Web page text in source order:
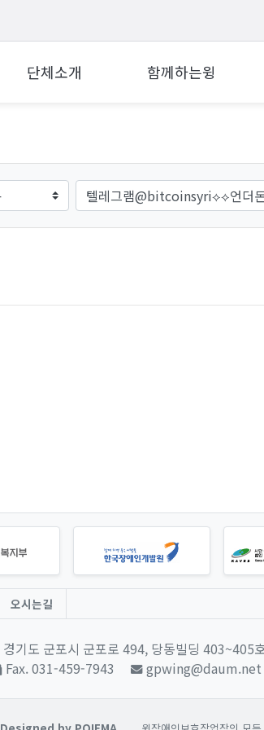
단체소개 함께하는윙
오시는길
경기도 군포시 군포로 494, 당동빌딩 403~405
Fax. 031-459-7943
gpwing@daum.net